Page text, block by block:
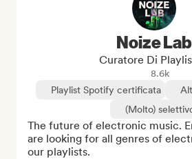
Noize Lab
Curatore Di
8.6k
Playlist Spotify certificata
(Molto)
The future of electronic music.
are looking for all genres of
our playlists.